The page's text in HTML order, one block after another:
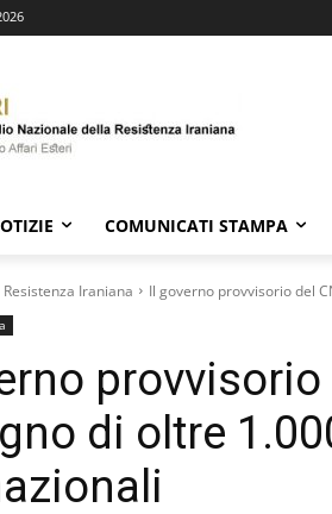
COMUNICATI STAMPA
Resistenza Iraniana Il governo provvisorio del
provvisorio
di oltre